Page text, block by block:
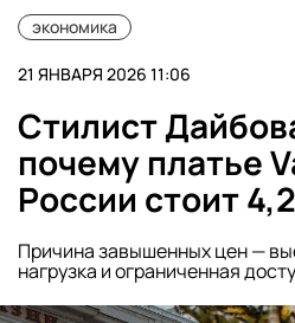
экономика
21 ЯНВАРЯ 2026 11:06
Стилист
почему платье
России стоит
Причина завышенных цен —
нагрузка и ограниченная